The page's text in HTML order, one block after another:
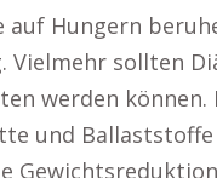
auf Hungern
Vielmehr sollten
werden
und